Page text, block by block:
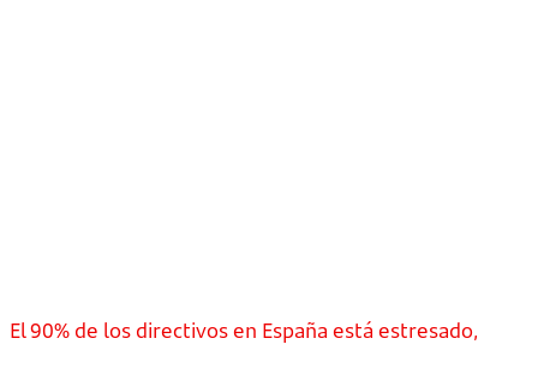
El 90% de los directivos en España está estresado,